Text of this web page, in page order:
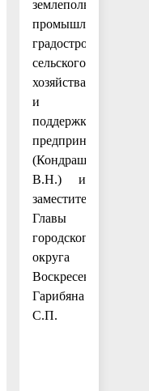
землепользования,
промышленности,
градостроительства,
сельского
хозяйства
и
поддержки
предпринимательства
(Кондрашова
В.Н.) и
заместителя
Главы
городского
округа
Воскресенск
Гарибяна
С.П.